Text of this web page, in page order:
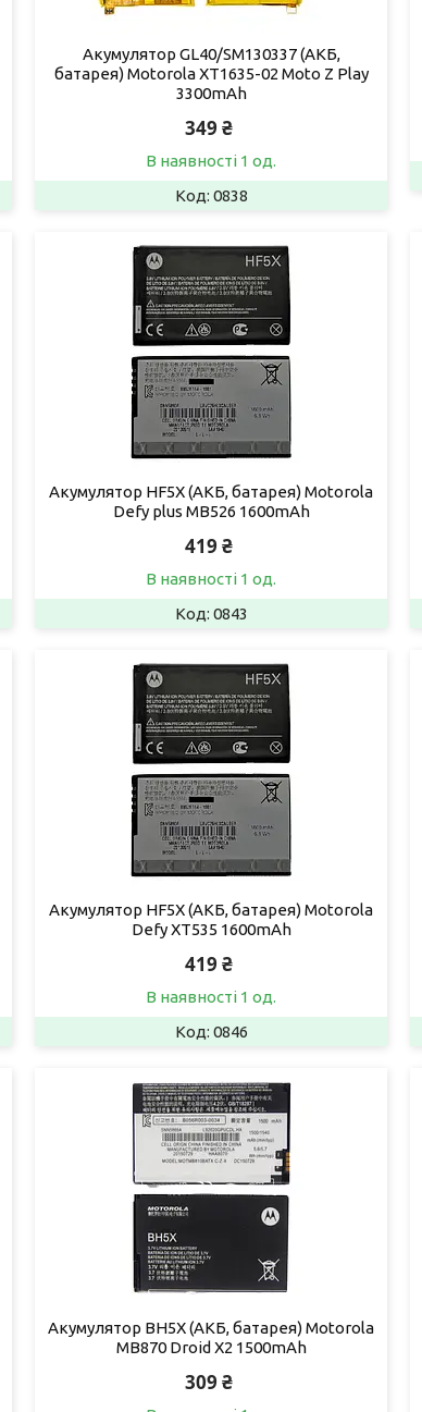
Акумулятор GL40/SM130337 (АКБ,
батарея) Motorola XT1635-02 Moto Z Play
3300mAh
349 ₴
В наявності 1 од.
0838
Акумулятор HF5X (АКБ, батарея) Motorola
Defy plus MB526 1600mAh
419 ₴
В наявності 1 од.
0843
Акумулятор HF5X (АКБ, батарея) Motorola
Defy XT535 1600mAh
419 ₴
В наявності 1 од.
0846
Акумулятор BH5X (АКБ, батарея) Motorola
MB870 Droid X2 1500mAh
309 ₴